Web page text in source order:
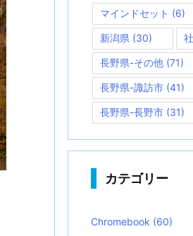
マインドセット (6)
新潟県 (30)
長野県-その他 (71)
長野県-諏訪市 (41)
長野県-長野市 (31)
カテゴリー
Chromebook (60)